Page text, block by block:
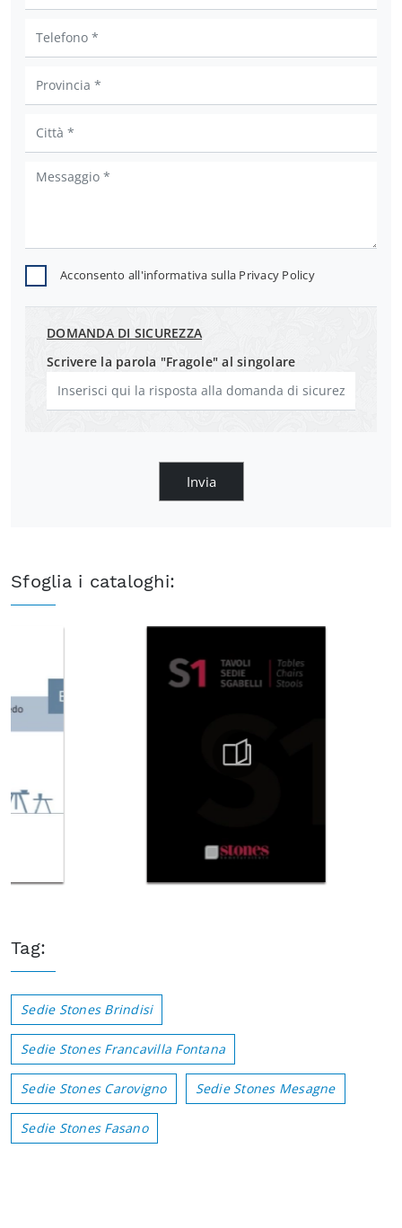
Acconsento all'informativa sulla Privacy Policy
DOMANDA DI SICUREZZA
Scrivere la parola "Fragole" al singolare
Invia
Sfoglia i cataloghi:
Tag:
Sedie Stones Brindisi
Sedie Stones Francavilla Fontana
Sedie Stones Carovigno Sedie Stones Mesagne
Sedie Stones Fasano